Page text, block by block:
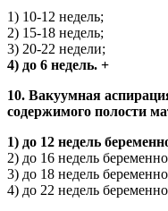
1) 10-12 недель;
2) 15-18 недель;
3) 20-22 недели;
4) до 6 недель. +
10. Вакуумная
содержимого полости
1) до 12 недель
2) до 16 недель
3) до 18 недель
4) до 22 недель